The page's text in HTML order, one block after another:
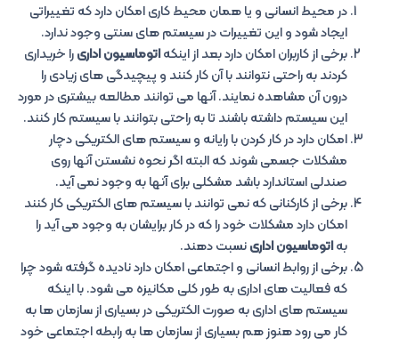
در محیط انسانی و یا همان محیط کاری امکان دارد که تغییراتی
ایجاد شود و این تغییرات در سیستم های سنتی وجود ندارد.
برخی از کاربران امکان دارد بعد از اینکهاتوماسیون اداریرا خریداری
کردند به راحتی نتوانند با آن کار کنند و پیچیدگی های زیادی را
درون آن مشاهده نمایند. آنها می توانند مطالعه بیشتری در مورد
این سیستم داشته باشند تا به راحتی بتوانند با سیستم کار کنند.
امکان دارد در کار کردن با رایانه و سیستم های الکتریکی دچار
مشکلات جسمی شوند که البته اگر نحوه نشستن آنها روی
صندلی استاندارد باشد مشکلی برای آنها به وجود نمی آید.
برخی از کارکنانی که نمی توانند با سیستم های الکتریکی کار کنند
امکان دارد مشکلات خود را که در کار برایشان به وجود می آید را
بهاتوماسیون ادارینسبت دهند.
برخی از روابط انسانی و اجتماعی امکان دارد نادیده گرفته شود چرا
که فعالیت های اداری به طور کلی مکانیزه می شود. با اینکه
سیستم های اداری به صورت الکتریکی در بسیاری از سازمان ها به
کار می رود هنوز هم بسیاری از سازمان ها به رابطه اجتماعی خود